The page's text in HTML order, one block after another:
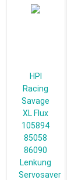
HPI
Racing
Savage
XL Flux
105894
85058
86090
Lenkung
Servosaver